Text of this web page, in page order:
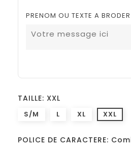
PRENOM OU TEXTE A
TAILLE: XXL
S/M L XL XXL
POLICE DE CARACTERE: